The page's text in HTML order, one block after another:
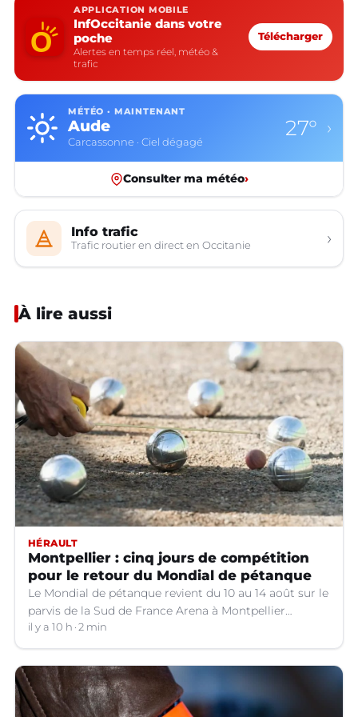
APPLICATION MOBILE
InfOccitanie dans votre
poche
Alertes en temps réel, météo &
trafic
Télécharger
MÉTÉO · MAINTENANT
Aude
Carcassonne · Ciel dégagé
27° ›
Consulter ma météo›
Info trafic
Trafic routier en direct en Occitanie ›
À lire aussi
HÉRAULT
Montpellier : cinq jours de compétition
pour le retour du Mondial de pétanque
Le Mondial de pétanque revient du 10 au 14 août sur le
parvis de la Sud de France Arena à Montpellier
(Hérault).
il y a 10 h 2 min